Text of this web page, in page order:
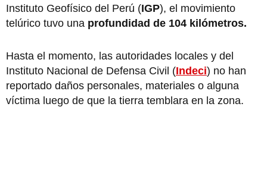
Instituto Geofísico del Perú (IGP), el movimiento
telúrico tuvo una profundidad de 104 kilómetros.
Hasta el momento, las autoridades locales y del
Instituto Nacional de Defensa Civil (Indeci) no han
reportado daños personales, materiales o alguna
víctima luego de que la tierra temblara en la zona.